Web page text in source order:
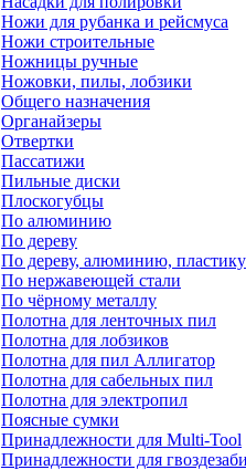
Ножи для рубанка и рейсмуса
Ножи строительные
Ножницы ручные
Ножовки, пилы, лобзики
Общего назначения
Органайзеры
Отвертки
Пассатижи
Пильные диски
Плоскогубцы
По алюминию
По дереву
По дереву, алюминию, пластику
По нержавеющей стали
По чёрному металлу
Полотна для ленточных пил
Полотна для лобзиков
Полотна для пил Аллигатор
Полотна для сабельных пил
Полотна для электропил
Поясные сумки
Принадлежности для Multi-Tool
Принадлежности для